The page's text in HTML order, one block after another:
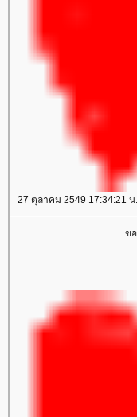
27 ตุลาคม 2549 17:34:21 น.
ข